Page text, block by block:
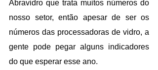
Abravidro que trata muitos números do
nosso setor, então apesar de ser os
números das processadoras de vidro, a
gente pode pegar alguns indicadores
do que esperar esse ano.